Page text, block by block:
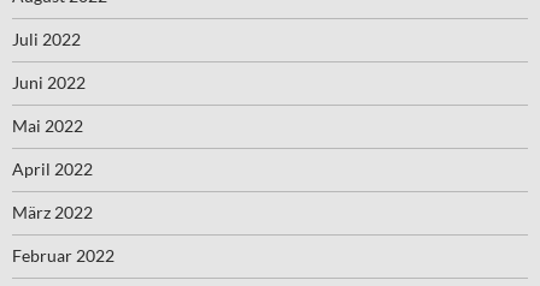
Juli 2022
Juni 2022
Mai 2022
April 2022
März 2022
Februar 2022